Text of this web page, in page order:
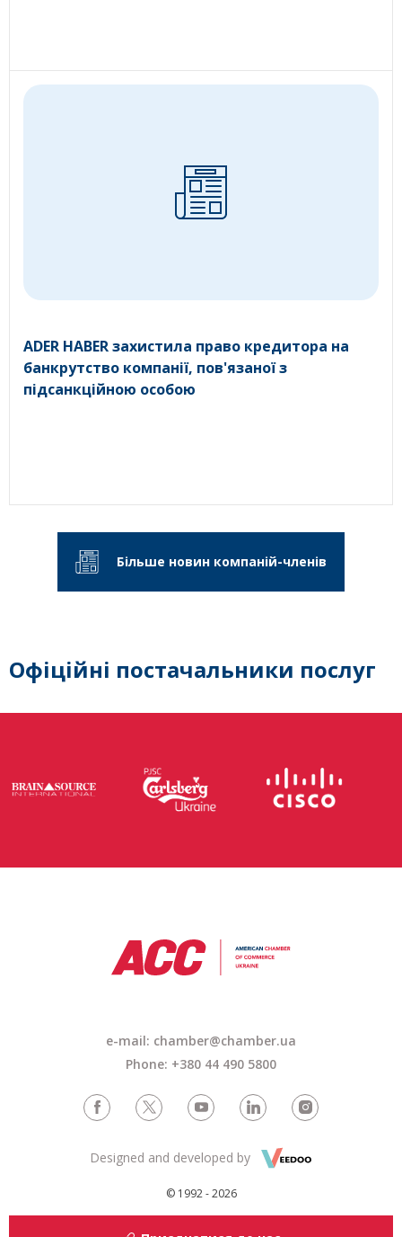
ADER HABER захистила право кредитора на
банкрутство компанії, пов'язаної з
підсанкційною особою
Більше новин компаній-членів
Офіційні постачальники послуг
e-mail: chamber@chamber.ua
Phone: +380 44 490 5800
© 1992 - 2026
Designed and developed by